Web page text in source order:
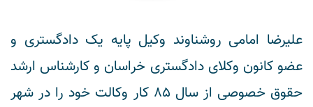
علیرضا امامی روشناوند وکیل پایه یک دادگستری و
عضو کانون وکلای دادگستری خراسان و کارشناس ارشد
حقوق خصوصی از سال 85 کار وکالت خود را در شهر